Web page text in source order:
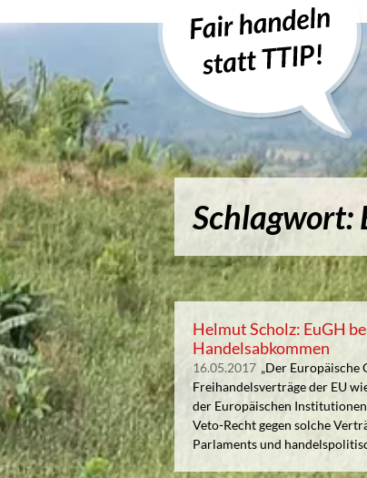
Schlagwort:
Helmut Scholz: EuGH
Handelsabkommen
16.05.2017 „Der Europäische
Freihandelsverträge der EU
der Europäischen
Veto-Recht gegen solche
Parlaments und